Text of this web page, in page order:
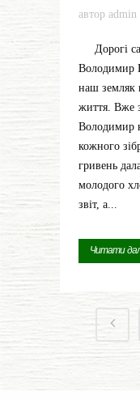
автор admin
Дорогі
Володимир
наш земляк
життя. Вже
Володимир
кожного
гривень
молодого
звіт, а...
Читати